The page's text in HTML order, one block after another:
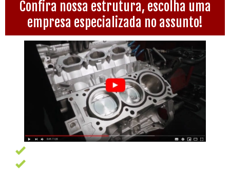
Confira nossa estrutura, escolha uma
empresa especializada no assunto!